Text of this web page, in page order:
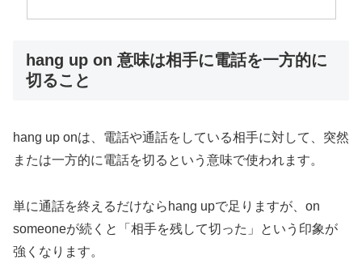
hang up on 意味は相手に電話を一方的に
切ること
hang up onは、電話や通話をしている相手に対して、突然
または一方的に電話を切るという意味で使われます。
単に通話を終えるだけならhang upで足りますが、on
someoneが続くと「相手を残して切った」という印象が
強くなります。